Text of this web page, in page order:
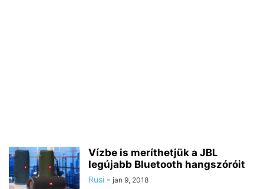
Vízbe is meríthetjük a JBL
legújabb Bluetooth hangszóróit
Rusi - jan 9, 2018